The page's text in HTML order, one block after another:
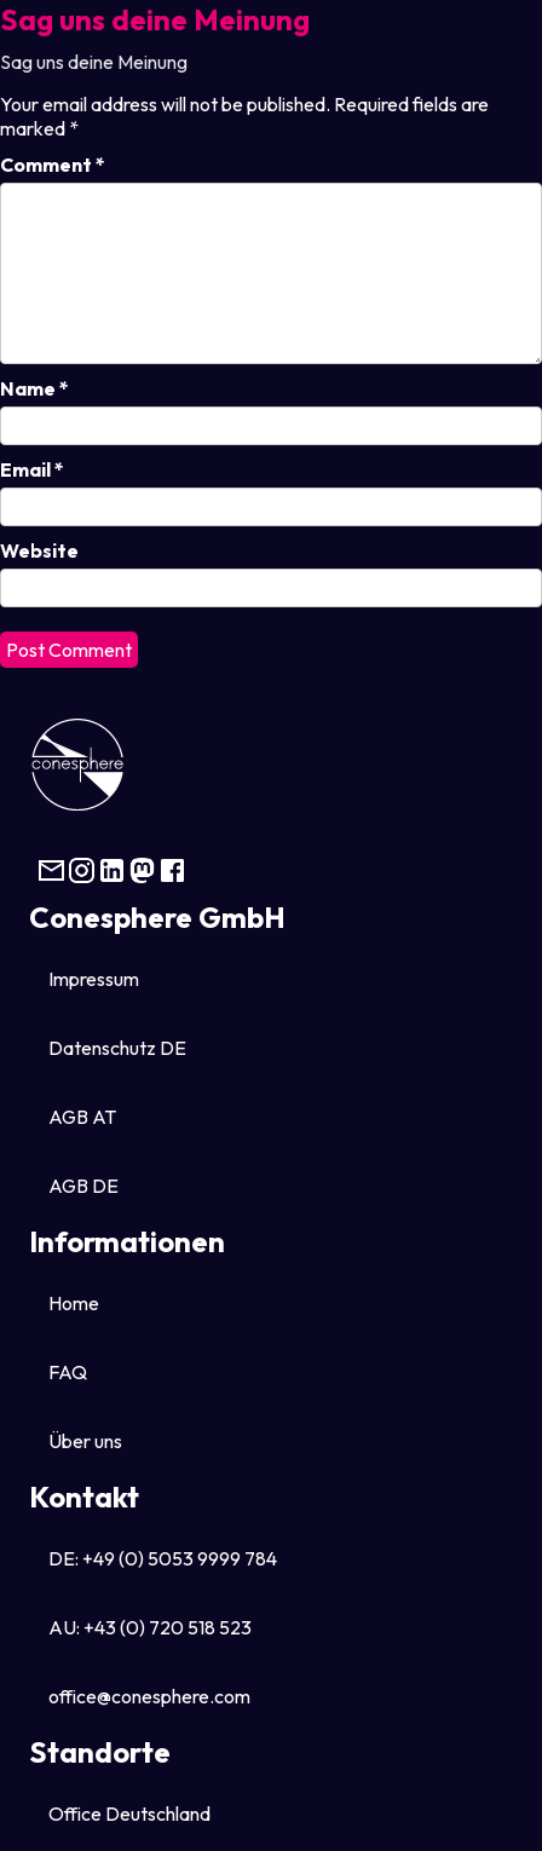
Sag uns deine Meinung
Sag uns deine Meinung
Your email address will not be published. Required fields are
marked *
Comment *
Name *
Email*
Website
Conesphere GmbH
Impressum
Datenschutz DE
AGB AT
AGB DE
Informationen
Home
FAQ
Über uns
Kontakt
DE: +49 (0) 5053 9999 784
AU: +43 (0) 720 518 523
office@conesphere.com
Standorte
Office Deutschland